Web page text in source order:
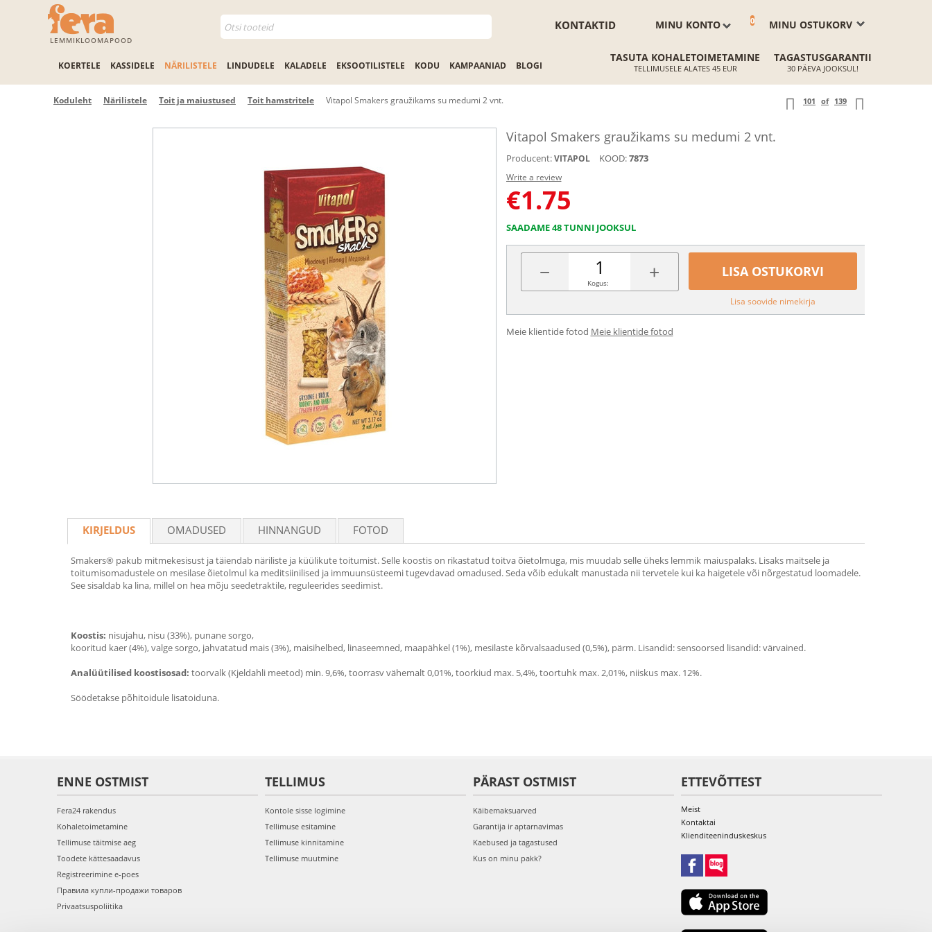
LEMMIKLOOMAPOOD
MINU OSTUKORV
0
MINU KONTO
KONTAKTID
KOERTELE KASSIDELE NÄRILISTELE LINDUDELE KALADELE EKSOOTILISTELE KODU KAMPAANIAD BLOGI
TASUTA KOHALETOIMETAMINE
TELLIMUSELE ALATES 45 EUR
TAGASTUSGARANTII
30 PÄEVA JOOKSUL!
Koduleht Närilistele Toit ja maiustused Toit hamstritele Vitapol Smakers graužikams su medumi 2 vnt. 101 of 139
Vitapol Smakers graužikams su medumi 2 vnt.
Producent: VITAPOL KOOD:7873
Write a review
€1.75
SAADAME 48 TUNNI JOOKSUL
− +
Kogus:
LISA OSTUKORVI
Lisa soovide nimekirja
Meie klientide fotod Meie klientide fotod
KIRJELDUS OMADUSED HINNANGUD FOTOD
Smakers® pakub mitmekesisust ja täiendab näriliste ja küülikute toitumist. Selle koostis on rikastatud toitva õietolmuga, mis muudab selle üheks lemmik maiuspalaks. Lisaks maitsele ja
toitumisomadustele on mesilase õietolmul ka meditsiinilised ja immuunsüsteemi tugevdavad omadused. Seda võib edukalt manustada nii tervetele kui ka haigetele või nõrgestatud loomadele.
See sisaldab ka lina, millel on hea mõju seedetraktile, reguleerides seedimist.
Koostis: nisujahu, nisu (33%), punane sorgo,
kooritud kaer (4%), valge sorgo, jahvatatud mais (3%), maisihelbed, linaseemned, maapähkel (1%), mesilaste kõrvalsaadused (0,5%), pärm. Lisandid: sensoorsed lisandid: värvained.
Analüütilised koostisosad: toorvalk (Kjeldahli meetod) min. 9,6%, toorrasv vähemalt 0,01%, toorkiud max. 5,4%, toortuhk max. 2,01%, niiskus max. 12%.
Söödetakse põhitoidule lisatoiduna.
ENNE OSTMIST
Fera24 rakendus
Kohaletoimetamine
Tellimuse täitmise aeg
Toodete kättesaadavus
Registreerimine e-poes
Правила купли-продажи товаров
Privaatsuspoliitika
TELLIMUS
Kontole sisse logimine
Tellimuse esitamine
Tellimuse kinnitamine
Tellimuse muutmine
PÄRAST OSTMIST
Käibemaksuarved
Garantija ir aptarnavimas
Kaebused ja tagastused
Kus on minu pakk?
ETTEVÕTTEST
Meist
Kontaktai
Klienditeeninduskeskus